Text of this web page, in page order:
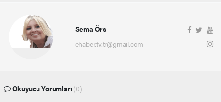
Sema Örs
ehaber.tv.tr@gmail.com
Okuyucu Yorumları (0)